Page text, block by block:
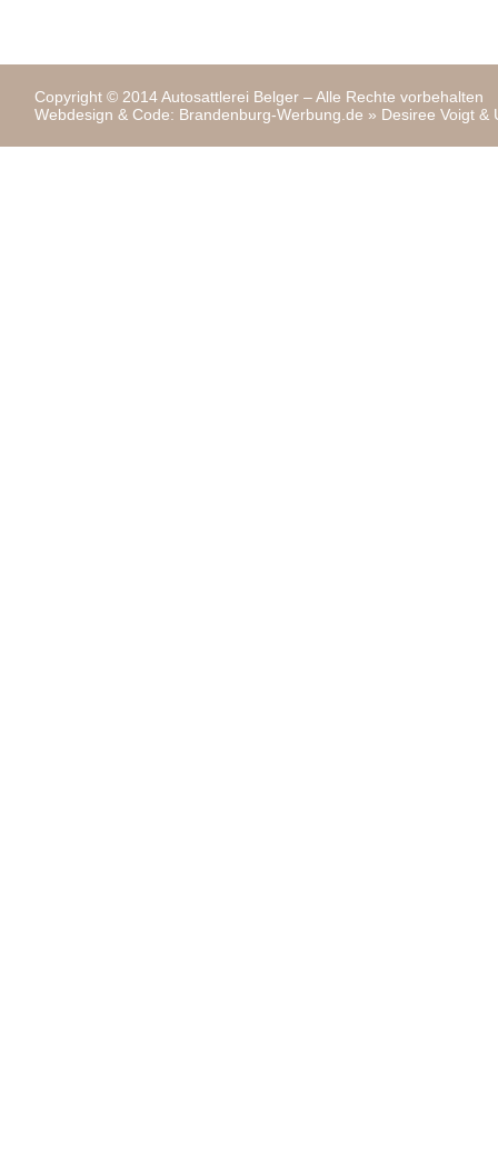
Copyright © 2014 Autosattlerei Belger – Alle Rechte vorbehalten
Webdesign & Code: Brandenburg-Werbung.de » Desiree Voigt &